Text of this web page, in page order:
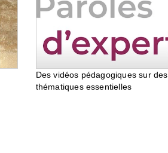
Des vidéos pédagogiques sur des
thématiques essentielles